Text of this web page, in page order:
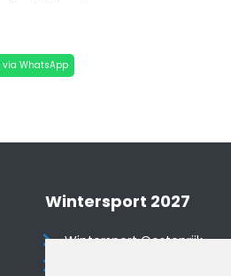
via WhatsApp
Wintersport 2027
Wintersport Oostenrijk